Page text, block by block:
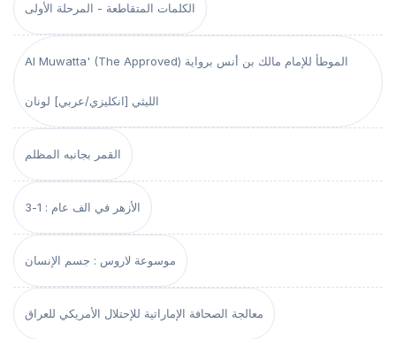
الكلمات المتقاطعة - المرحلة الأولى
Al Muwatta' (The Approved) الموطأ للإمام مالك بن أنس برواية
الليثي [انكليزي/عربي] لونان
القمر بجانبه المظلم
الأزهر في الف عام : 1-3
موسوعة لاروس : جسم الإنسان
معالجة الصحافة الإماراتية للإحتلال الأمريكي للعراق